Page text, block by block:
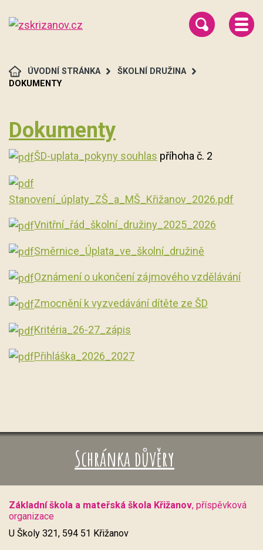
ÚVODNÍ STRÁNKA
ŠKOLNÍ DRUŽINA
DOKUMENTY
Dokumenty
ŠD-uplata_pokyny souhlas příhoha č. 2
Stanovení_úplaty_ZŠ_a_MŠ_Křižanov_2026.pdf
Vnitřní_řád_školní_družiny_2025_2026
Směrnice_Úplata_ve_školní_družině
Oznámení o ukončení zájmového vzdělávání
Zmocnění k vyzvedávání dítěte ze ŠD
Kritéria_26-27_zápis
Přihláška_2026_2027
Schránka důvěry
Základní škola a mateřská škola Křižanov, příspěvková
organizace
U Školy 321, 594 51 Křižanov